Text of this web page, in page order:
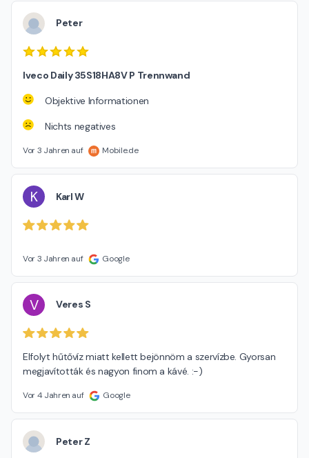
Peter
Iveco Daily 35S18HA8V P Trennwand
Objektive Informationen
Nichts negatives
Vor 3 Jahren auf Mobile.de
K Karl W
Vor 3 Jahren auf Google
V Veres S
Elfolyt hűtővíz miatt kellett bejönnöm a szervízbe. Gyorsan
megjavították és nagyon finom a kávé. :-)
Vor 4 Jahren auf Google
Peter Z